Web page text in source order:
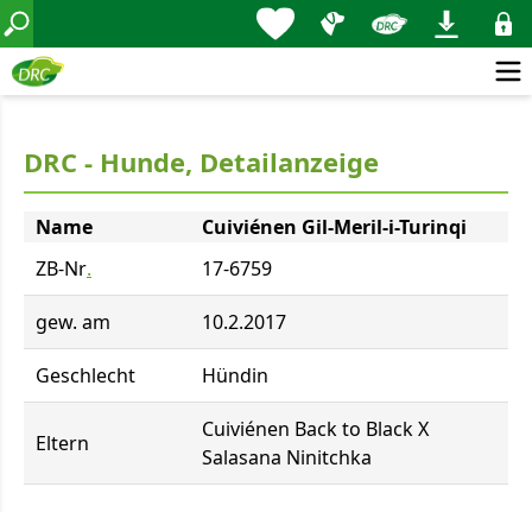
DRC - Hunde, Detailanzeige
Name
Cuiviénen Gil-Meril-i-Turinqi
ZB-Nr. 17-6759
gew. am 10.2.2017
Geschlecht Hündin
Eltern
Cuiviénen Back to Black X
Salasana Ninitchka